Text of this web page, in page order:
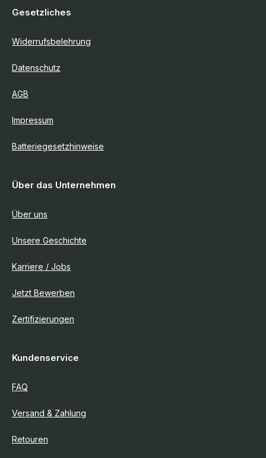
Gesetzliches
Widerrufsbelehrung
Datenschutz
AGB
Impressum
Batteriegesetzhinweise
Über das Unternehmen
Über uns
Unsere Geschichte
Karriere / Jobs
Jetzt Bewerben
Zertifizierungen
Kundenservice
FAQ
Versand & Zahlung
Retouren